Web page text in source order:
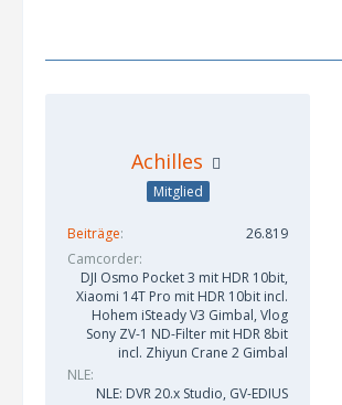
Achilles
Mitglied
Beiträge
26.819
Camcorder
DJI Osmo Pocket 3 mit HDR 10bit,
Xiaomi 14T Pro mit HDR 10bit incl.
Hohem iSteady V3 Gimbal, Vlog
Sony ZV-1 ND-Filter mit HDR 8bit
incl. Zhiyun Crane 2 Gimbal
NLE
NLE: DVR 20.x Studio, GV-EDIUS